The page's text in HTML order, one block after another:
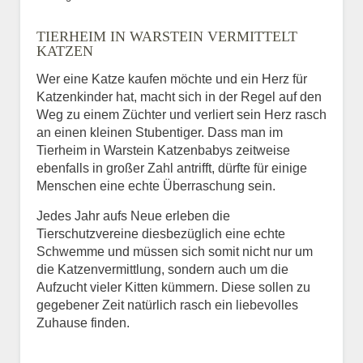
BILD HOCHLADEN
Vermisst seit
Ort des Verschwindens
TIERHEIM IN WARSTEIN VERMITTELT
KATZEN
Wer eine Katze kaufen möchte und ein Herz für
Katzenkinder hat, macht sich in der Regel auf den
Weg zu einem Züchter und verliert sein Herz rasch
an einen kleinen Stubentiger. Dass man im
Tierheim in Warstein Katzenbabys zeitweise
ebenfalls in großer Zahl antrifft, dürfte für einige
Menschen eine echte Überraschung sein.
Jedes Jahr aufs Neue erleben die
Tierschutzvereine diesbezüglich eine echte
Schwemme und müssen sich somit nicht nur um
die Katzenvermittlung, sondern auch um die
Aufzucht vieler Kitten kümmern. Diese sollen zu
gegebener Zeit natürlich rasch ein liebevolles
Zuhause finden.